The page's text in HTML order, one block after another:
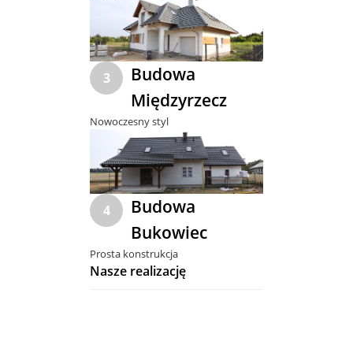
3
Budowa
Międzyrzecz
Nowoczesny styl
4
Budowa
Bukowiec
Prosta konstrukcja
Nasze realizację